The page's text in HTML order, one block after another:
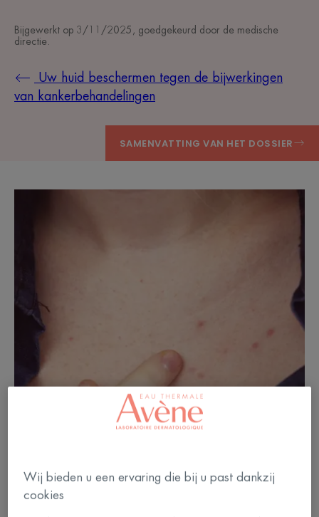
Bijgewerkt op 3/11/2025 , goedgekeurd door de medische
directie
Uw huid beschermen tegen de bijwerkingen
van kankerbehandelingen
SAMENVATTING VAN HET DOSSIER
Wij bieden u een ervaring die bij u past dankzij
cookies